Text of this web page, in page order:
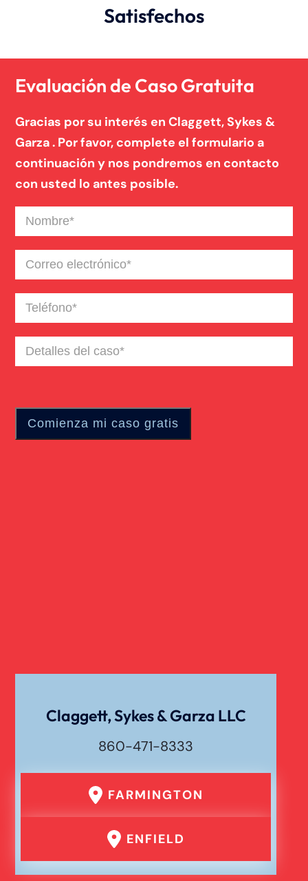
Un blog de derecho de Connecticut
Satisfechos
Evaluación de Caso Gratuita
Gracias por su interés en Claggett, Sykes &
Garza . Por favor, complete el formulario a
continuación y nos pondremos en contacto
con usted lo antes posible.
Nombre(Required)
Correo
electrónico(Required)
Teléfono(Required)
Detalles
del
Claggett, Sykes & Garza LLC
860-471-8333
FARMINGTON
ENFIELD